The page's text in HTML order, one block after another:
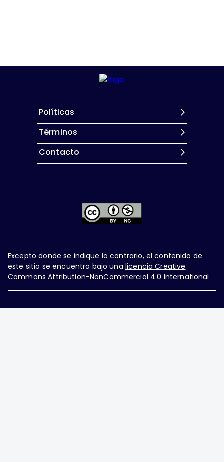
Políticas
Términos
Contacto
Excepto donde se indique lo contrario, el contenido de
este sitio se encuentra bajo una licencia Creative
Commons Attribution-NonCommercial 4.0 International